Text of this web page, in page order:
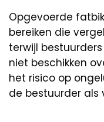
Opgevoerde
bereiken die
terwijl
niet beschikken
het risico op
de bestuurder als